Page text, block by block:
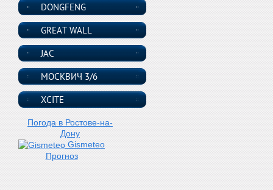
DONGFENG
GREAT WALL
JAC
МОСКВИЧ 3/6
XCITE
Погода в Ростове-на-
Дону
Gismeteo
Прогноз